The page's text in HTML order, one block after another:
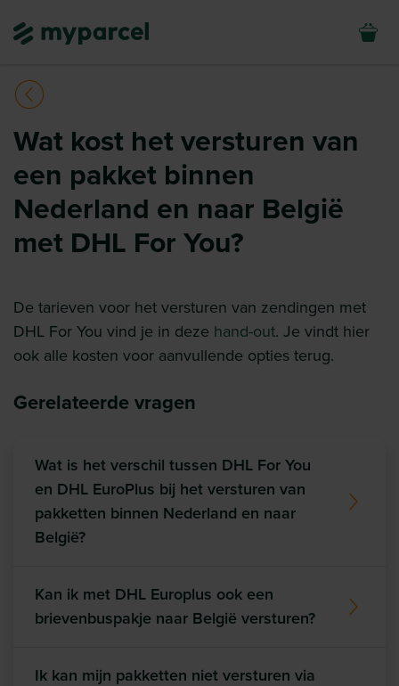
Wat kost het versturen van
een pakket binnen
Nederland en naar België
met DHL For You?
De tarieven voor het versturen van zendingen met
DHL For You vind je in deze hand-out. Je vindt hier
ook alle kosten voor aanvullende opties terug.
Gerelateerde vragen
Wat is het verschil tussen DHL For You
en DHL EuroPlus bij het versturen van
pakketten binnen Nederland en naar
België?
Kan ik met DHL Europlus ook een
brievenbuspakje naar België versturen?
Ik kan mijn pakketten niet versturen via